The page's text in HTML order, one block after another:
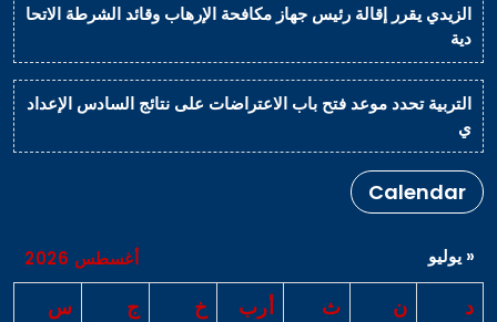
الزيدي يقرر إقالة رئيس جهاز مكافحة الإرهاب وقائد الشرطة الاتحا
دية
التربية تحدد موعد فتح باب الاعتراضات على نتائج السادس الإعداد
ي
Calendar
أغسطس 2026
د ن ث أرب خ ج س
« يوليو